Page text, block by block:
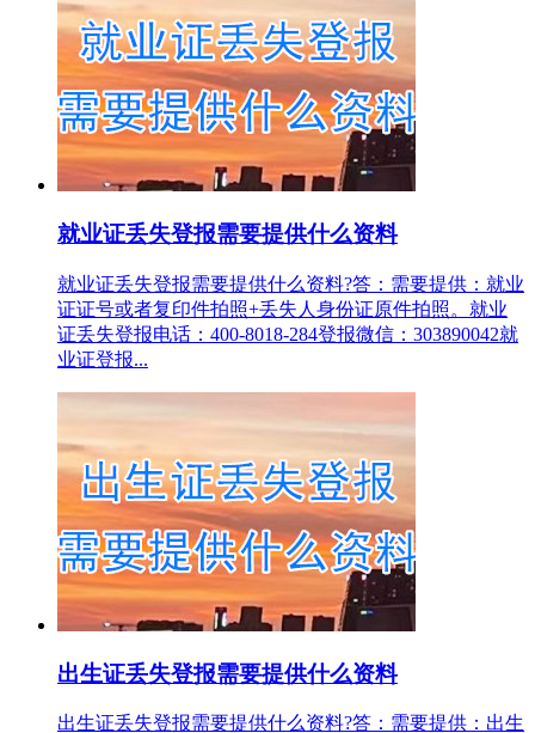
就业证丢失登报需要提供什么资料
就业证丢失登报需要提供什么资料?答：需要提供：就业
证证号或者复印件拍照+丢失人身份证原件拍照。就业
证丢失登报电话：400-8018-284登报微信：303890042就
业证登报...
出生证丢失登报需要提供什么资料
出生证丢失登报需要提供什么资料?答：需要提供：出生